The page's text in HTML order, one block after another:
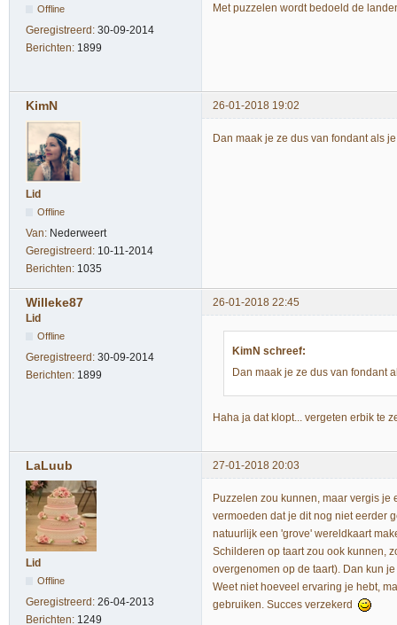
Offline
Geregistreerd: 30-09-2014
Berichten: 1899
Met puzzelen wordt bedoeld de
KimN 26-01-2018 19:02
Lid
Offline
Van: Nederweert
Geregistreerd: 10-11-2014
Berichten: 1035
Dan maak je ze dus van fondant als
Willeke87
26-01-2018 22:45
Lid
Offline
Geregistreerd: 30-09-2014
Berichten: 1899
KimN schreef:
Dan maak je ze dus van fondant
Haha ja dat klopt... vergeten erbik te
LaLuub 27-01-2018 20:03
Lid
Offline
Geregistreerd: 26-04-2013
Berichten: 1249
Puzzelen zou kunnen, maar vergis
vermoeden dat je dit nog niet eerder
natuurlijk een 'grove' wereldkaart
Schilderen op taart zou ook kunnen,
overgenomen op de taart). Dan kun
Weet niet hoeveel ervaring je hebt,
gebruiken. Succes verzekerd